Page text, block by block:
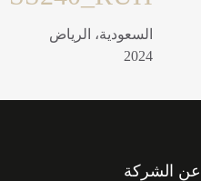
السعودية، الرياض
2024
عن الشركة